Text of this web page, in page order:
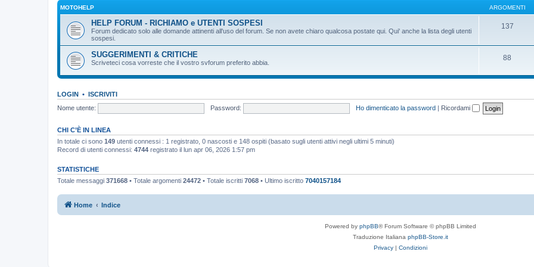
MOTOHELP ARGOMENTI
HELP FORUM - RICHIAMO e UTENTI SOSPESI
Forum dedicato solo alle domande attinenti all'uso del forum. Se non avete chiaro qualcosa postate qui. Qui' anche la lista degli utenti
sospesi.
137
SUGGERIMENTI & CRITICHE
Scriveteci cosa vorreste che il vostro svforum preferito abbia.
88
LOGIN • ISCRIVITI
Nome utente:
Password: Ho dimenticato la password | Ricordami
CHI C’È IN LINEA
In totale ci sono 149 utenti connessi : 1 registrato, 0 nascosti e 148 ospiti (basato sugli utenti attivi negli ultimi 5 minuti)
Record di utenti connessi: 4744 registrato il lun apr 06, 2026 1:57 pm
STATISTICHE
Totale messaggi 371668 • Totale argomenti 24472 • Totale iscritti 7068 • Ultimo iscritto 7040157184
Home Indice
Powered by phpBB® Forum Software © phpBB Limited
Traduzione Italiana phpBB-Store.it
Privacy
Condizioni